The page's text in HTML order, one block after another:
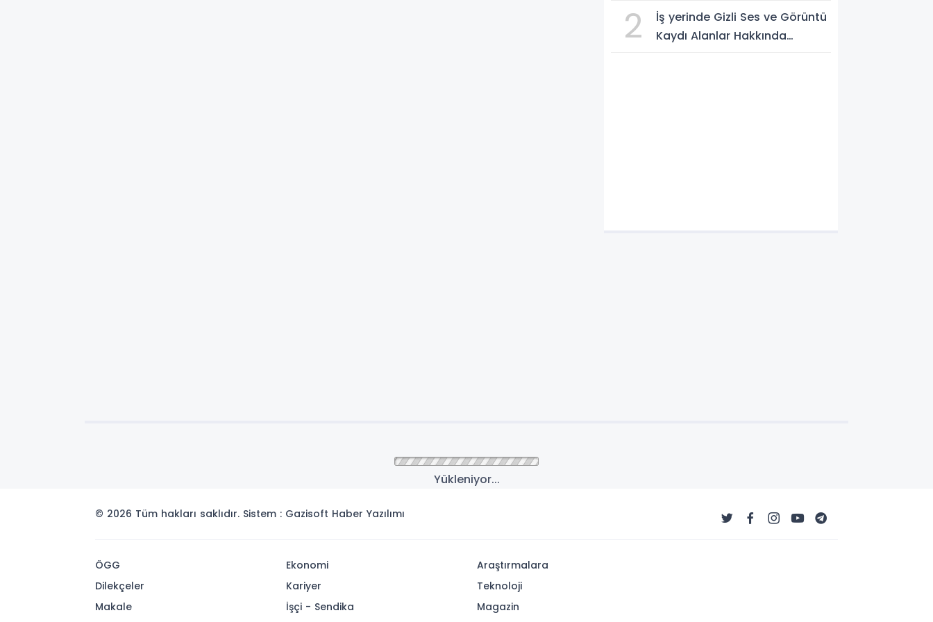
2
İş yerinde Gizli Ses ve Görüntü
Kaydı Alanlar Hakkında
Yükleniyor...
© 2026 Tüm hakları saklıdır. Sistem : Gazisoft Haber Yazılımı
ÖGG
Dilekçeler
Makale
Ekonomi
Kariyer
İşçi - Sendika
Araştırmalara
Teknoloji
Magazin